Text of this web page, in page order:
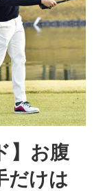
】お腹
だけは